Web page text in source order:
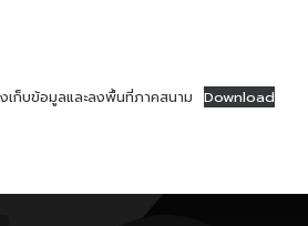
งเก็บข้อมูลและลงพื้นที่ภาคสนาม Download